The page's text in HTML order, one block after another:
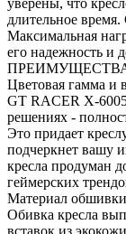
уверены, что
длительное время.
Максимальная
его надежность и
Цветовая гамма и
GT RACER X-
решениях -
Это придает
подчеркнет вашу
кресла продуман
геймерских
Материал обшивки
Обивка кресла